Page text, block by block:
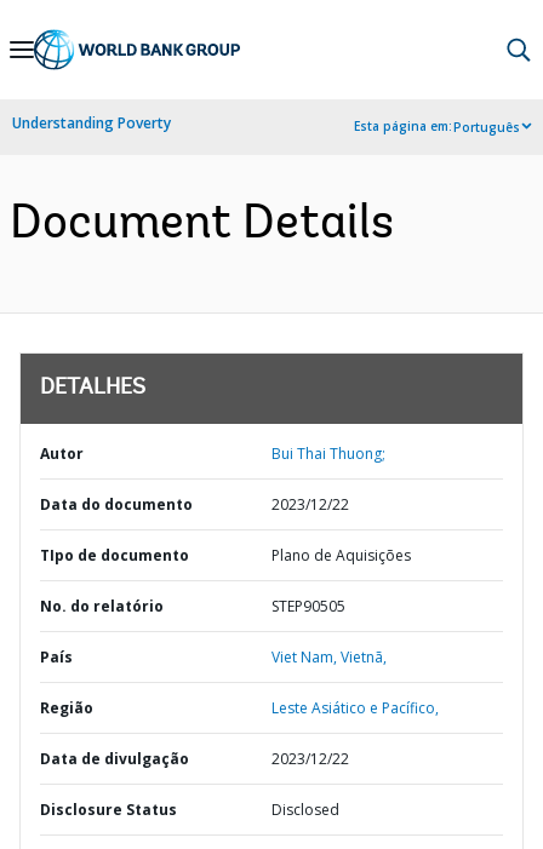
Skip
Navigation
Understanding Poverty Esta página em:Português
Document Details
DETALHES
Autor Bui Thai Thuong;
Data do documento 2023/12/22
TIpo de documento Plano de Aquisições
No. do relatório STEP90505
País Viet Nam,Vietnã,
Região Leste Asiático e Pacífico,
Data de divulgação 2023/12/22
Disclosure Status Disclosed